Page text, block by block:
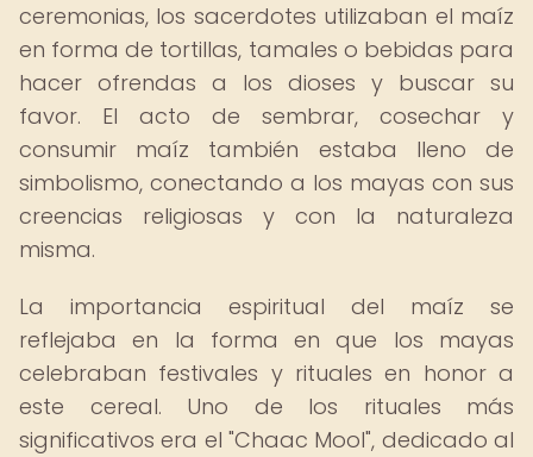
ceremonias, los sacerdotes utilizaban el maíz
en forma de tortillas, tamales o bebidas para
hacer ofrendas a los dioses y buscar su
favor. El acto de sembrar, cosechar y
consumir maíz también estaba lleno de
simbolismo, conectando a los mayas con sus
creencias religiosas y con la naturaleza
misma.
La importancia espiritual del maíz se
reflejaba en la forma en que los mayas
celebraban festivales y rituales en honor a
este cereal. Uno de los rituales más
significativos era el "Chaac Mool", dedicado al